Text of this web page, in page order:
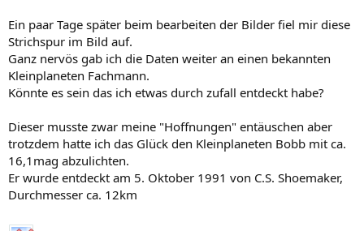
Ein paar Tage später beim bearbeiten der Bilder fiel mir diese
Strichspur im Bild auf.
Ganz nervös gab ich die Daten weiter an einen bekannten
Kleinplaneten Fachmann.
Könnte es sein das ich etwas durch zufall entdeckt habe?
Dieser musste zwar meine "Hoffnungen" entäuschen aber
trotzdem hatte ich das Glück den Kleinplaneten Bobb mit ca.
16,1mag abzulichten.
Er wurde entdeckt am 5. Oktober 1991 von C.S. Shoemaker,
Durchmesser ca. 12km